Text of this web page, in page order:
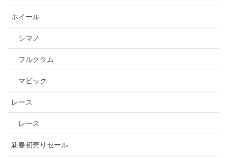
ホイール
シマノ
フルクラム
マビック
レース
レース
新春初売りセール